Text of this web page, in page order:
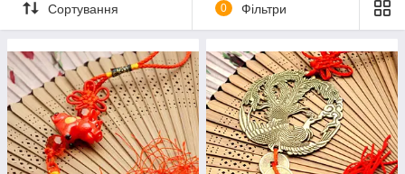
Сортування 0 Фільтри